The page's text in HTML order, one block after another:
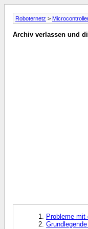
Roboternetz >
Archiv verlassen und
Probleme mit